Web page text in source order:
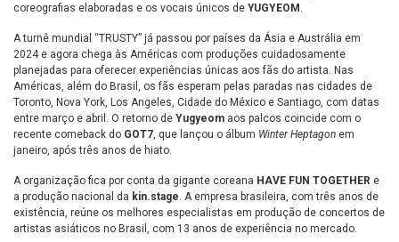
coreografias elaboradas e os vocais únicos de YUGYEOM .
A turnê mundial “TRUSTY” já passou por países da Ásia e Austrália em
2024 e agora chega às Américas com produções cuidadosamente
planejadas para oferecer experiências únicas aos fãs do artista. Nas
Américas, além do Brasil, os fãs esperam pelas paradas nas cidades de
Toronto, Nova York, Los Angeles, Cidade do México e Santiago, com datas
entre março e abril. O retorno de Yugyeom aos palcos coincide com o
recente comeback do GOT7, que lançou o álbum Winter Heptagon em
janeiro, após três anos de hiato.
A organização fica por conta da gigante coreana HAVE FUN TOGETHER e
a produção nacional da kin.stage. A empresa brasileira, com três anos de
existência, reúne os melhores especialistas em produção de concertos de
artistas asiáticos no Brasil, com 13 anos de experiência no mercado.